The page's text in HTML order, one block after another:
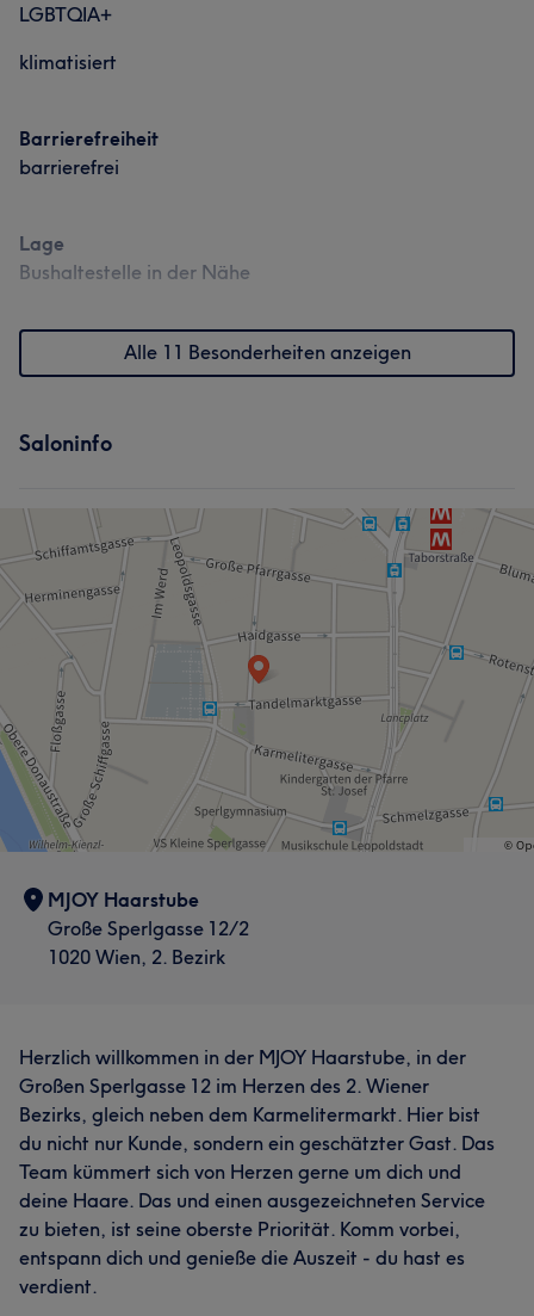
LGBTQIA+
klimatisiert
Barrierefreiheit
barrierefrei
Lage
Bushaltestelle in der Nähe
Alle 11 Besonderheiten anzeigen
Saloninfo
MJOY Haarstube
Große Sperlgasse 12/2
1020 Wien, 2. Bezirk
Herzlich willkommen in der MJOY Haarstube, in der
Großen Sperlgasse 12 im Herzen des 2. Wiener
Bezirks, gleich neben dem Karmelitermarkt. Hier bist
du nicht nur Kunde, sondern ein geschätzter Gast. Das
Team kümmert sich von Herzen gerne um dich und
deine Haare. Das und einen ausgezeichneten Service
zu bieten, ist seine oberste Priorität. Komm vorbei,
entspann dich und genieße die Auszeit - du hast es
verdient.